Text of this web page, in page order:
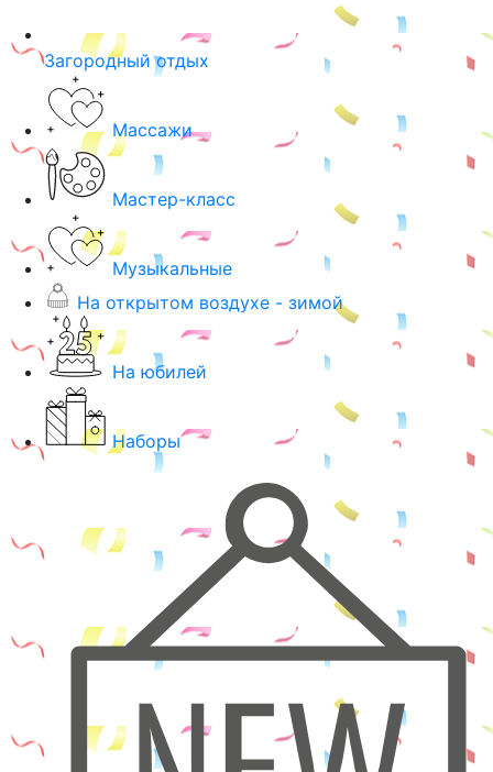
Загородный отдых
Массажи
Мастер-класс
Музыкальные
На открытом воздухе - зимой
На юбилей
Наборы